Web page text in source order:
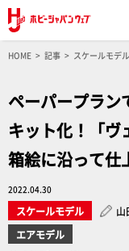
HOME 記事 スケールモデル
ペーパープラン
キット化！「ヴ
箱絵に沿って仕
2022.04.30
スケールモデル 山
エアモデル